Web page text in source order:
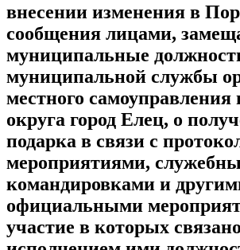
внесении изменения в
сообщения лицами,
муниципальные
муниципальной службы
местного самоуправления
округа город Елец, о
подарка в связи с
мероприятиями,
командировками и
официальными
участие в которых